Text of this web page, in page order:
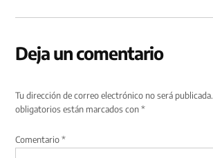
Deja un comentario
Tu dirección de correo electrónico no será publicada.
obligatorios están marcados con*
Comentario*